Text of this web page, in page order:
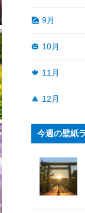
🎑 9月
🎃 10月
🍁 11月
🎄 12月
今週の壁紙